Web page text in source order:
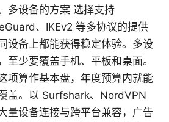
多设备的方案 选择支持
、IKEv2 等多协议的提供
设备上都能获得稳定体验。多设
至少要覆盖手机、平板和桌面。
项算作基本盘，年度预算内就能
盖。以 Surfshark、NordVPN
量设备连接与跨平台兼容，广告